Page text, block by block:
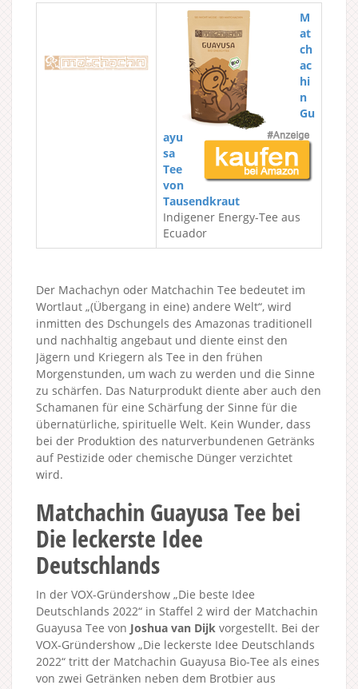
M
at
ch
ac
hi
n
Gu
ayu
sa
Tee
von
Tausendkraut
Indigener Energy-Tee aus
Ecuador
Der Machachyn oder Matchachin Tee bedeutet im
Wortlaut „(Übergang in eine) andere Welt“, wird
inmitten des Dschungels des Amazonas traditionell
und nachhaltig angebaut und diente einst den
Jägern und Kriegern als Tee in den frühen
Morgenstunden, um wach zu werden und die Sinne
zu schärfen. Das Naturprodukt diente aber auch den
Schamanen für eine Schärfung der Sinne für die
übernatürliche, spirituelle Welt. Kein Wunder, dass
bei der Produktion des naturverbundenen Getränks
auf Pestizide oder chemische Dünger verzichtet
wird.
Matchachin Guayusa Tee bei
Die leckerste Idee
Deutschlands
In der VOX-Gründershow „Die beste Idee
Deutschlands 2022“ in Staffel 2 wird der Matchachin
Guayusa Tee von Joshua van Dijk vorgestellt. Bei der
VOX-Gründershow „Die leckerste Idee Deutschlands
2022“ tritt der Matchachin Guayusa Bio-Tee als eines
von zwei Getränken neben dem Brotbier aus